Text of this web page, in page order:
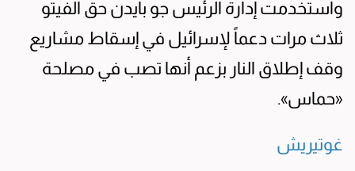
واستخدمت إدارة الرئيس جو بايدن حق الفيتو
ثلاث مرات دعماً لإسرائيل في إسقاط مشاريع
وقف إطلاق النار بزعم أنها تصب في مصلحة
«حماس».
غوتيريش